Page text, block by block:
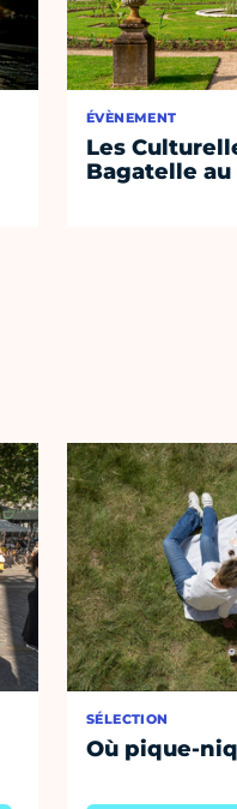
ÉVÈNEMENT
Les
Bagatelle
SÉLECTION
Où pique-